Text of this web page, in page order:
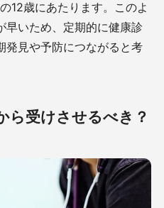
12歳にあたります。このよ
早いため、定期的に健康診
発見や予防につながると考
ら受けさせるべき？